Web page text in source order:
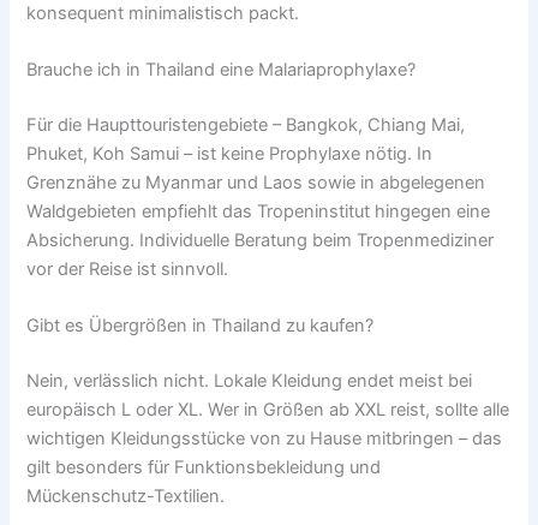
konsequent minimalistisch packt.
Brauche ich in Thailand eine Malariaprophylaxe?
Für die Haupttouristengebiete – Bangkok, Chiang Mai,
Phuket, Koh Samui – ist keine Prophylaxe nötig. In
Grenznähe zu Myanmar und Laos sowie in abgelegenen
Waldgebieten empfiehlt das Tropeninstitut hingegen eine
Absicherung. Individuelle Beratung beim Tropenmediziner
vor der Reise ist sinnvoll.
Gibt es Übergrößen in Thailand zu kaufen?
Nein, verlässlich nicht. Lokale Kleidung endet meist bei
europäisch L oder XL. Wer in Größen ab XXL reist, sollte alle
wichtigen Kleidungsstücke von zu Hause mitbringen – das
gilt besonders für Funktionsbekleidung und
Mückenschutz-Textilien.